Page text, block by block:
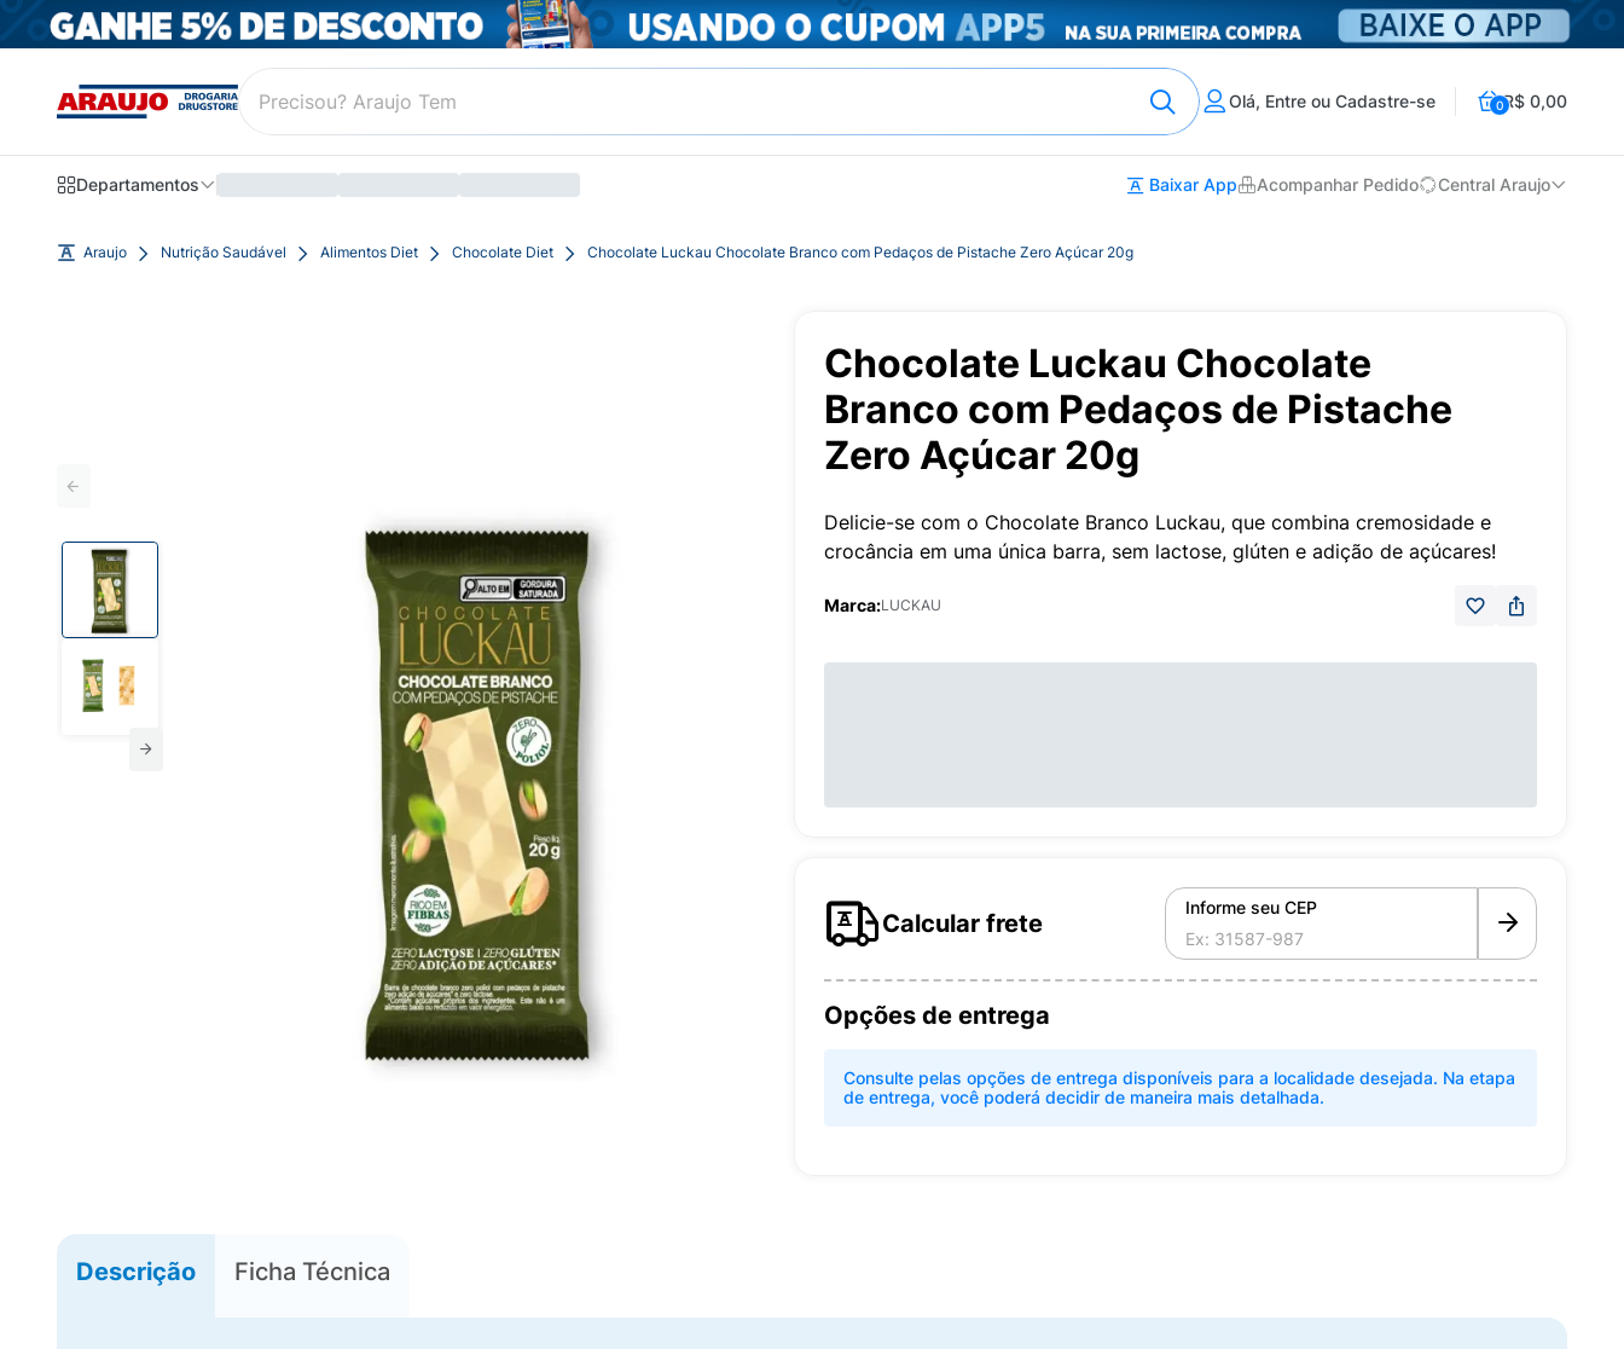
Olá, Entre ou Cadastre-se 0R$ 0,00
Departamentos Baixar App Acompanhar Pedido Central Araujo
Araujo Nutrição Saudável Alimentos Diet Chocolate Diet Chocolate Luckau Chocolate Branco com Pedaços de Pistache Zero Açúcar 20g
Chocolate Luckau Chocolate
Branco com Pedaços de Pistache
Zero Açúcar 20g
Delicie-se com o Chocolate Branco Luckau, que combina cremosidade e
crocância em uma única barra, sem lactose, glúten e adição de açúcares!
Marca:LUCKAU
Calcular frete
Informe seu CEP
Opções de entrega
Consulte pelas opções de entrega disponíveis para a localidade desejada. Na etapa
de entrega, você poderá decidir de maneira mais detalhada.
Descrição Ficha Técnica